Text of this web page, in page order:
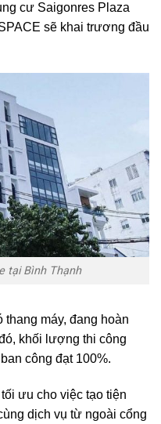
cư Saigonres Plaza
sẽ khai trương đầu
tại Bình Thạnh
thang máy, đang hoàn
khối lượng thi công
công đạt 100%.
ưu cho việc tạo tiện
dịch vụ từ ngoài cổng